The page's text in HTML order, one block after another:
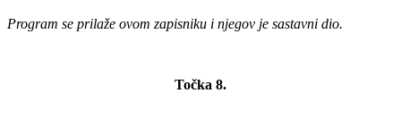
Program se prilaže ovom zapisniku i njegov je sastavni dio.
Točka 8.